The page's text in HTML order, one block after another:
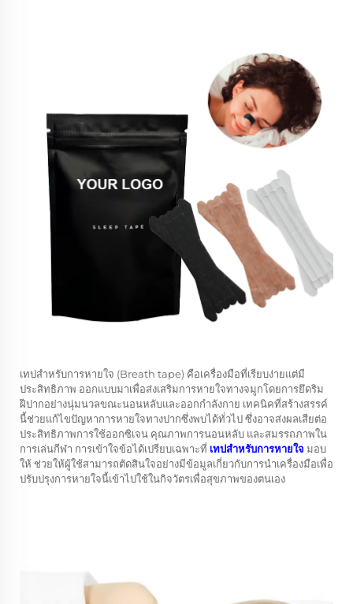
เทปสำหรับการหายใจ (Breath tape) คือเครื่องมือที่เรียบง่ายแต่มี
ประสิทธิภาพ ออกแบบมาเพื่อส่งเสริมการหายใจทางจมูกโดยการยึดริม
ฝีปากอย่างนุ่มนวลขณะนอนหลับและออกกำลังกาย เทคนิคที่สร้างสรรค์
นี้ช่วยแก้ไขปัญหาการหายใจทางปากซึ่งพบได้ทั่วไป ซึ่งอาจส่งผลเสียต่อ
ประสิทธิภาพการใช้ออกซิเจน คุณภาพการนอนหลับ และสมรรถภาพใน
การเล่นกีฬา การเข้าใจข้อได้เปรียบเฉพาะที่ เทปสำหรับการหายใจ มอบ
ให้ ช่วยให้ผู้ใช้สามารถตัดสินใจอย่างมีข้อมูลเกี่ยวกับการนำเครื่องมือเพื่อ
ปรับปรุงการหายใจนี้เข้าไปใช้ในกิจวัตรเพื่อสุขภาพของตนเอง